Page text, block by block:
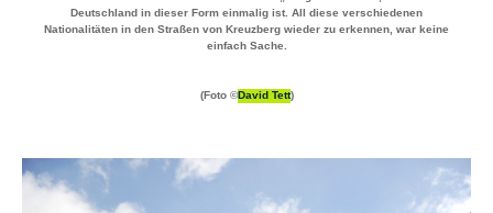
Deutschland in dieser Form einmalig ist. All diese verschiedenen
Nationalitäten in den Straßen von Kreuzberg wieder zu erkennen, war keine
einfach Sache.
(Foto ©David Tett)